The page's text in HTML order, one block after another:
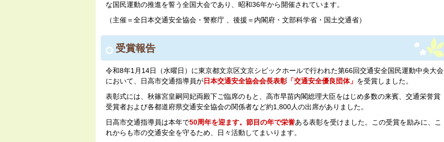
な国民運動の推進を誓う全国大会であり、昭和36年から開催されています。
（主催＝全日本交通安全協会・警察庁 、後援＝内閣府・文部科学省・国土交通省）
受賞報告
令和8年1月14日（水曜日）に東京都文京区文京シビックホールで行われた第66回交通安全国民運動中央大会
において、日高市交通指導員が日本交通安全協会会長表彰「交通安全優良団体」 を受賞しました。
表彰式には、秋篠宮皇嗣同妃両殿下ご臨席のもと、高市早苗内閣総理大臣をはじめ多数の来賓、交通栄誉賞
受賞者および各都道府県交通安全協会の関係者など約1,800人の出席がありました。
日高市交通指導員は本年で50周年を迎ます。節目の年で栄誉ある表彰を受けました。この受賞を励みに、こ
れからも市の交通安全を守るため、日々活動してまいります。